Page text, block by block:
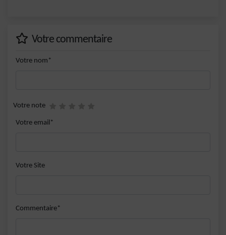
Votre commentaire
Votre nom*
Votre note
Votre email*
Votre Site
Commentaire*